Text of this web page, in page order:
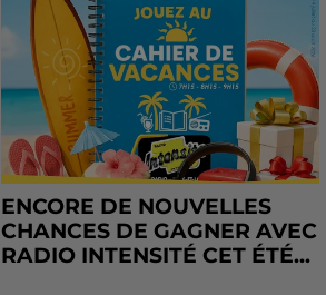
ENCORE DE NOUVELLES
CHANCES DE GAGNER AVEC
RADIO INTENSITÉ CET ÉTÉ...